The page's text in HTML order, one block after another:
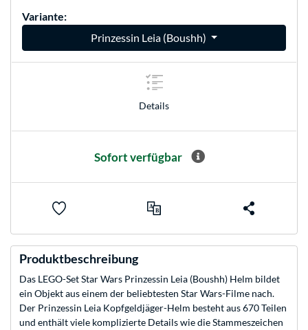
Variante:
Prinzessin Leia (Boushh)
Details
Sofort verfügbar
Produktbeschreibung
Das LEGO-Set Star Wars Prinzessin Leia (Boushh) Helm bildet
ein Objekt aus einem der beliebtesten Star Wars-Filme nach.
Der Prinzessin Leia Kopfgeldjäger-Helm besteht aus 670 Teilen
und enthält viele komplizierte Details wie die Stammeszeichen